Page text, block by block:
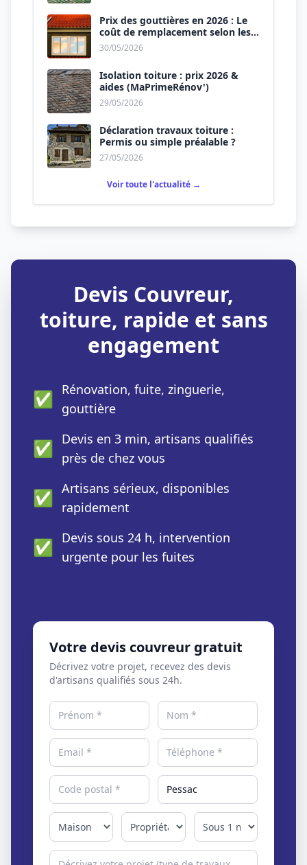
Prix des gouttières en 2026 : Le
coût de remplacement selon les
matériaux
30/05/2026
Isolation toiture : prix 2026 &
aides (MaPrimeRénov')
29/05/2026
Déclaration travaux toiture :
Permis ou simple préalable ?
27/05/2026
Voir toute l'actualité →
Devis Couvreur,
toiture, rapide et sans
engagement
✅ Rénovation, fuite, zinguerie,
gouttière
✅ Devis en 3 min, artisans qualifiés
près de chez vous
✅ Artisans sérieux, disponibles
rapidement
✅ Devis sous 24 h, intervention
urgente pour les fuites
Votre devis couvreur gratuit
Décrivez votre projet, recevez des devis
d'artisans qualifiés sous 24h.